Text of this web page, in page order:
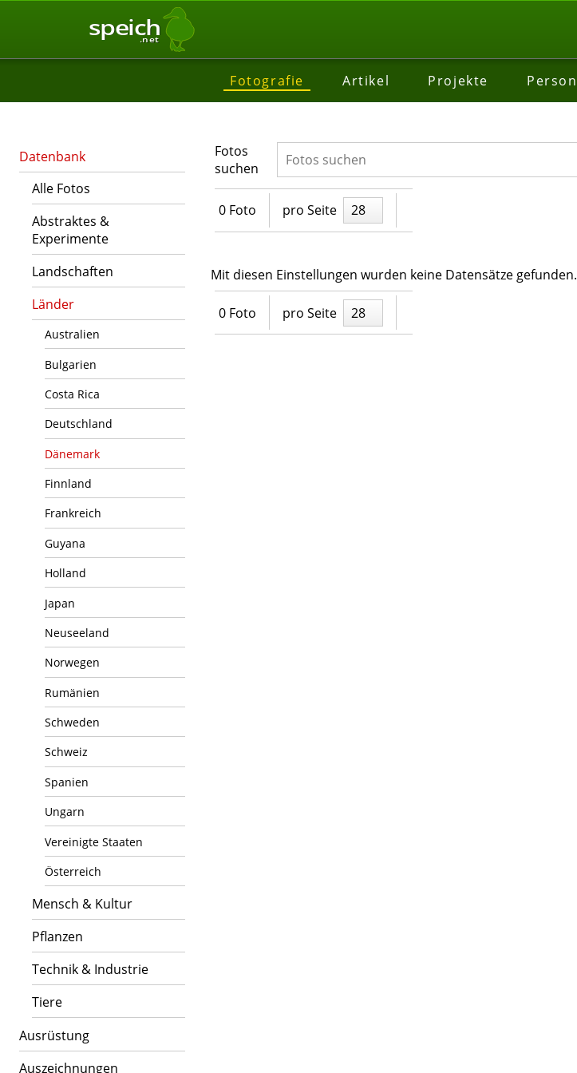
speich
.net
Fotografie Artikel Projekte Person
Datenbank
Alle Fotos
Abstraktes &
Experimente
Landschaften
Länder
Australien
Bulgarien
Costa Rica
Deutschland
Dänemark
Finnland
Frankreich
Guyana
Holland
Japan
Neuseeland
Norwegen
Rumänien
Schweden
Schweiz
Spanien
Ungarn
Vereinigte Staaten
Österreich
Mensch & Kultur
Pflanzen
Technik & Industrie
Tiere
Ausrüstung
Auszeichnungen
Fotos
suchen
0 Foto pro Seite 28
Mit diesen Einstellungen wurden keine Datensätze gefunden.
0 Foto pro Seite 28